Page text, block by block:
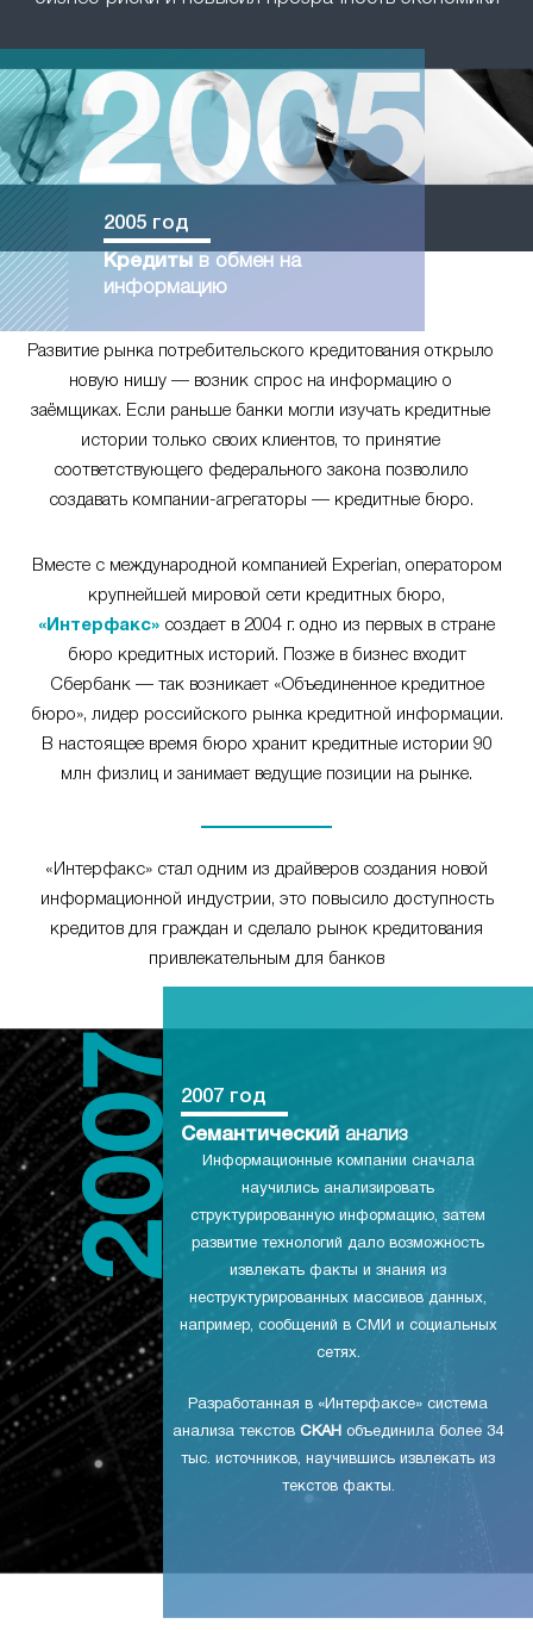
2005 год
Кредиты в обмен на
информацию
Развитие рынка потребительского кредитования открыло
новую нишу — возник спрос на информацию о
заёмщиках. Если раньше банки могли изучать кредитные
истории только своих клиентов, то принятие
соответствующего федерального закона позволило
создавать компании-агрегаторы — кредитные бюро.
Вместе с международной компанией Experian, оператором
крупнейшей мировой сети кредитных бюро,
«Интерфакс» создает в 2004 г. одно из первых в стране
бюро кредитных историй. Позже в бизнес входит
Сбербанк — так возникает «Объединенное кредитное
бюро», лидер российского рынка кредитной информации.
В настоящее время бюро хранит кредитные истории 90
млн физлиц и занимает ведущие позиции на рынке.
«Интерфакс» стал одним из драйверов создания новой
информационной индустрии, это повысило доступность
кредитов для граждан и сделало рынок кредитования
привлекательным для банков
2007 год
Семантический анализ
Информационные компании сначала
научились анализировать
структурированную информацию, затем
развитие технологий дало возможность
извлекать факты и знания из
неструктурированных массивов данных,
например, сообщений в СМИ и социальных
сетях.
Разработанная в «Интерфаксе» система
анализа текстов СКАН объединила более 34
тыс. источников, научившись извлекать из
текстов факты.